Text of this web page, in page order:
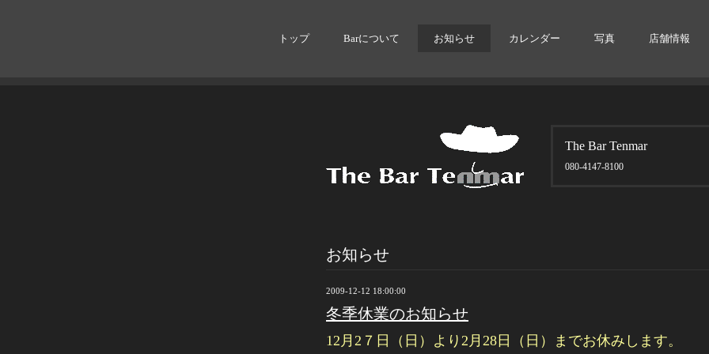
トップ Barについて お知らせ カレンダー 写真 店舗情報
The Bar Tenmar
080-4147-8100
お知らせ
2009-12-12 18:00:00
冬季休業のお知らせ
12月2７日（日）より2月28日（日）までお休みします。